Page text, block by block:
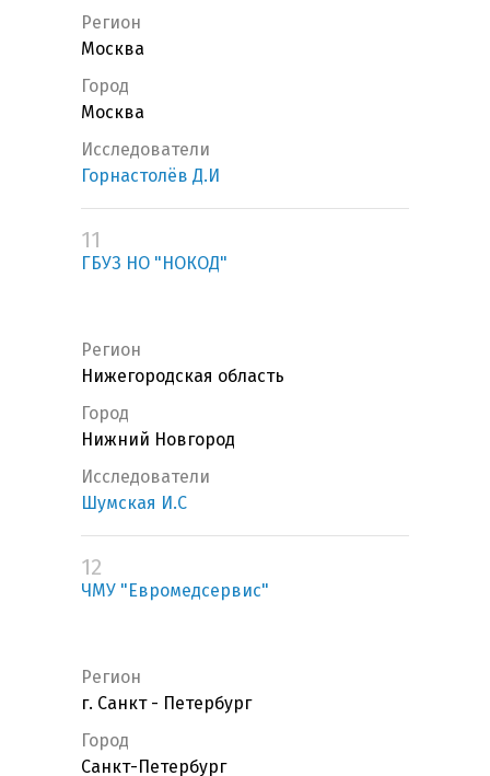
Регион
Москва
Город
Москва
Исследователи
Горнастолёв Д.И
11
ГБУЗ НО "НОКОД"
Регион
Нижегородская область
Город
Нижний Новгород
Исследователи
Шумская И.С
12
ЧМУ "Евромедсервис"
Регион
г. Санкт - Петербург
Город
Санкт-Петербург